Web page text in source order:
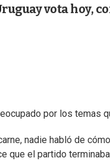
vota hoy,
por los temas
nadie habló de
el partido